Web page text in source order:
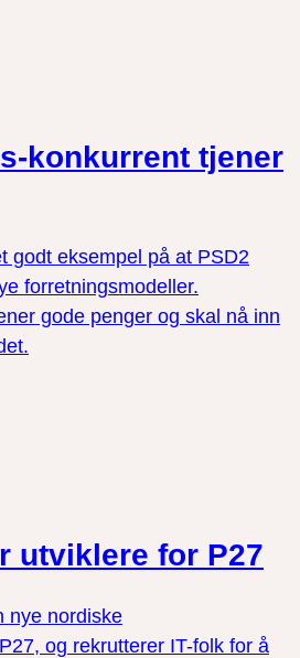
konkurrent tjener
godt eksempel på at PSD2
forretningsmodeller.
gode penger og skal nå inn
utviklere for P27
nye nordiske
og rekrutterer IT-folk for å